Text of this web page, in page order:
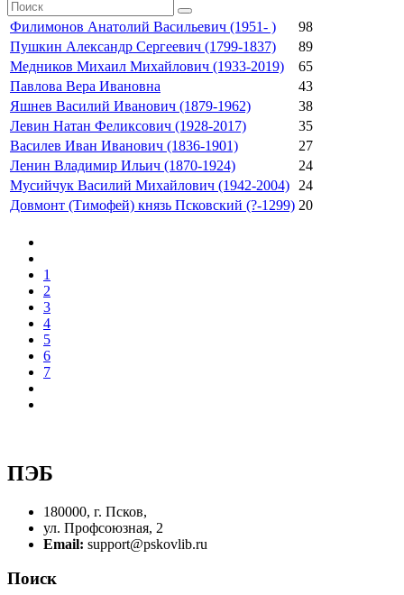
Филимонов Анатолий Васильевич (1951- )
98
Пушкин Александр Сергеевич (1799-1837)
89
Медников Михаил Михайлович (1933-2019)
65
Павлова Вера Ивановна
43
Яшнев Василий Иванович (1879-1962)
38
Левин Натан Феликсович (1928-2017)
35
Василев Иван Иванович (1836-1901)
27
Ленин Владимир Ильич (1870-1924)
24
Мусийчук Василий Михайлович (1942-2004)
24
Довмонт (Тимофей) князь Псковский (?-1299) 20
1
2
3
4
5
6
7
ПЭБ
180000, г. Псков,
ул. Профсоюзная, 2
Email: support@pskovlib.ru
Поиск